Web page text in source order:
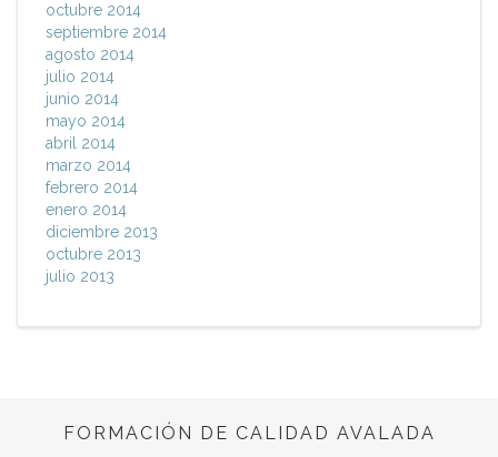
octubre 2014
septiembre 2014
agosto 2014
julio 2014
junio 2014
mayo 2014
abril 2014
marzo 2014
febrero 2014
enero 2014
diciembre 2013
octubre 2013
julio 2013
FORMACIÓN DE CALIDAD AVALADA